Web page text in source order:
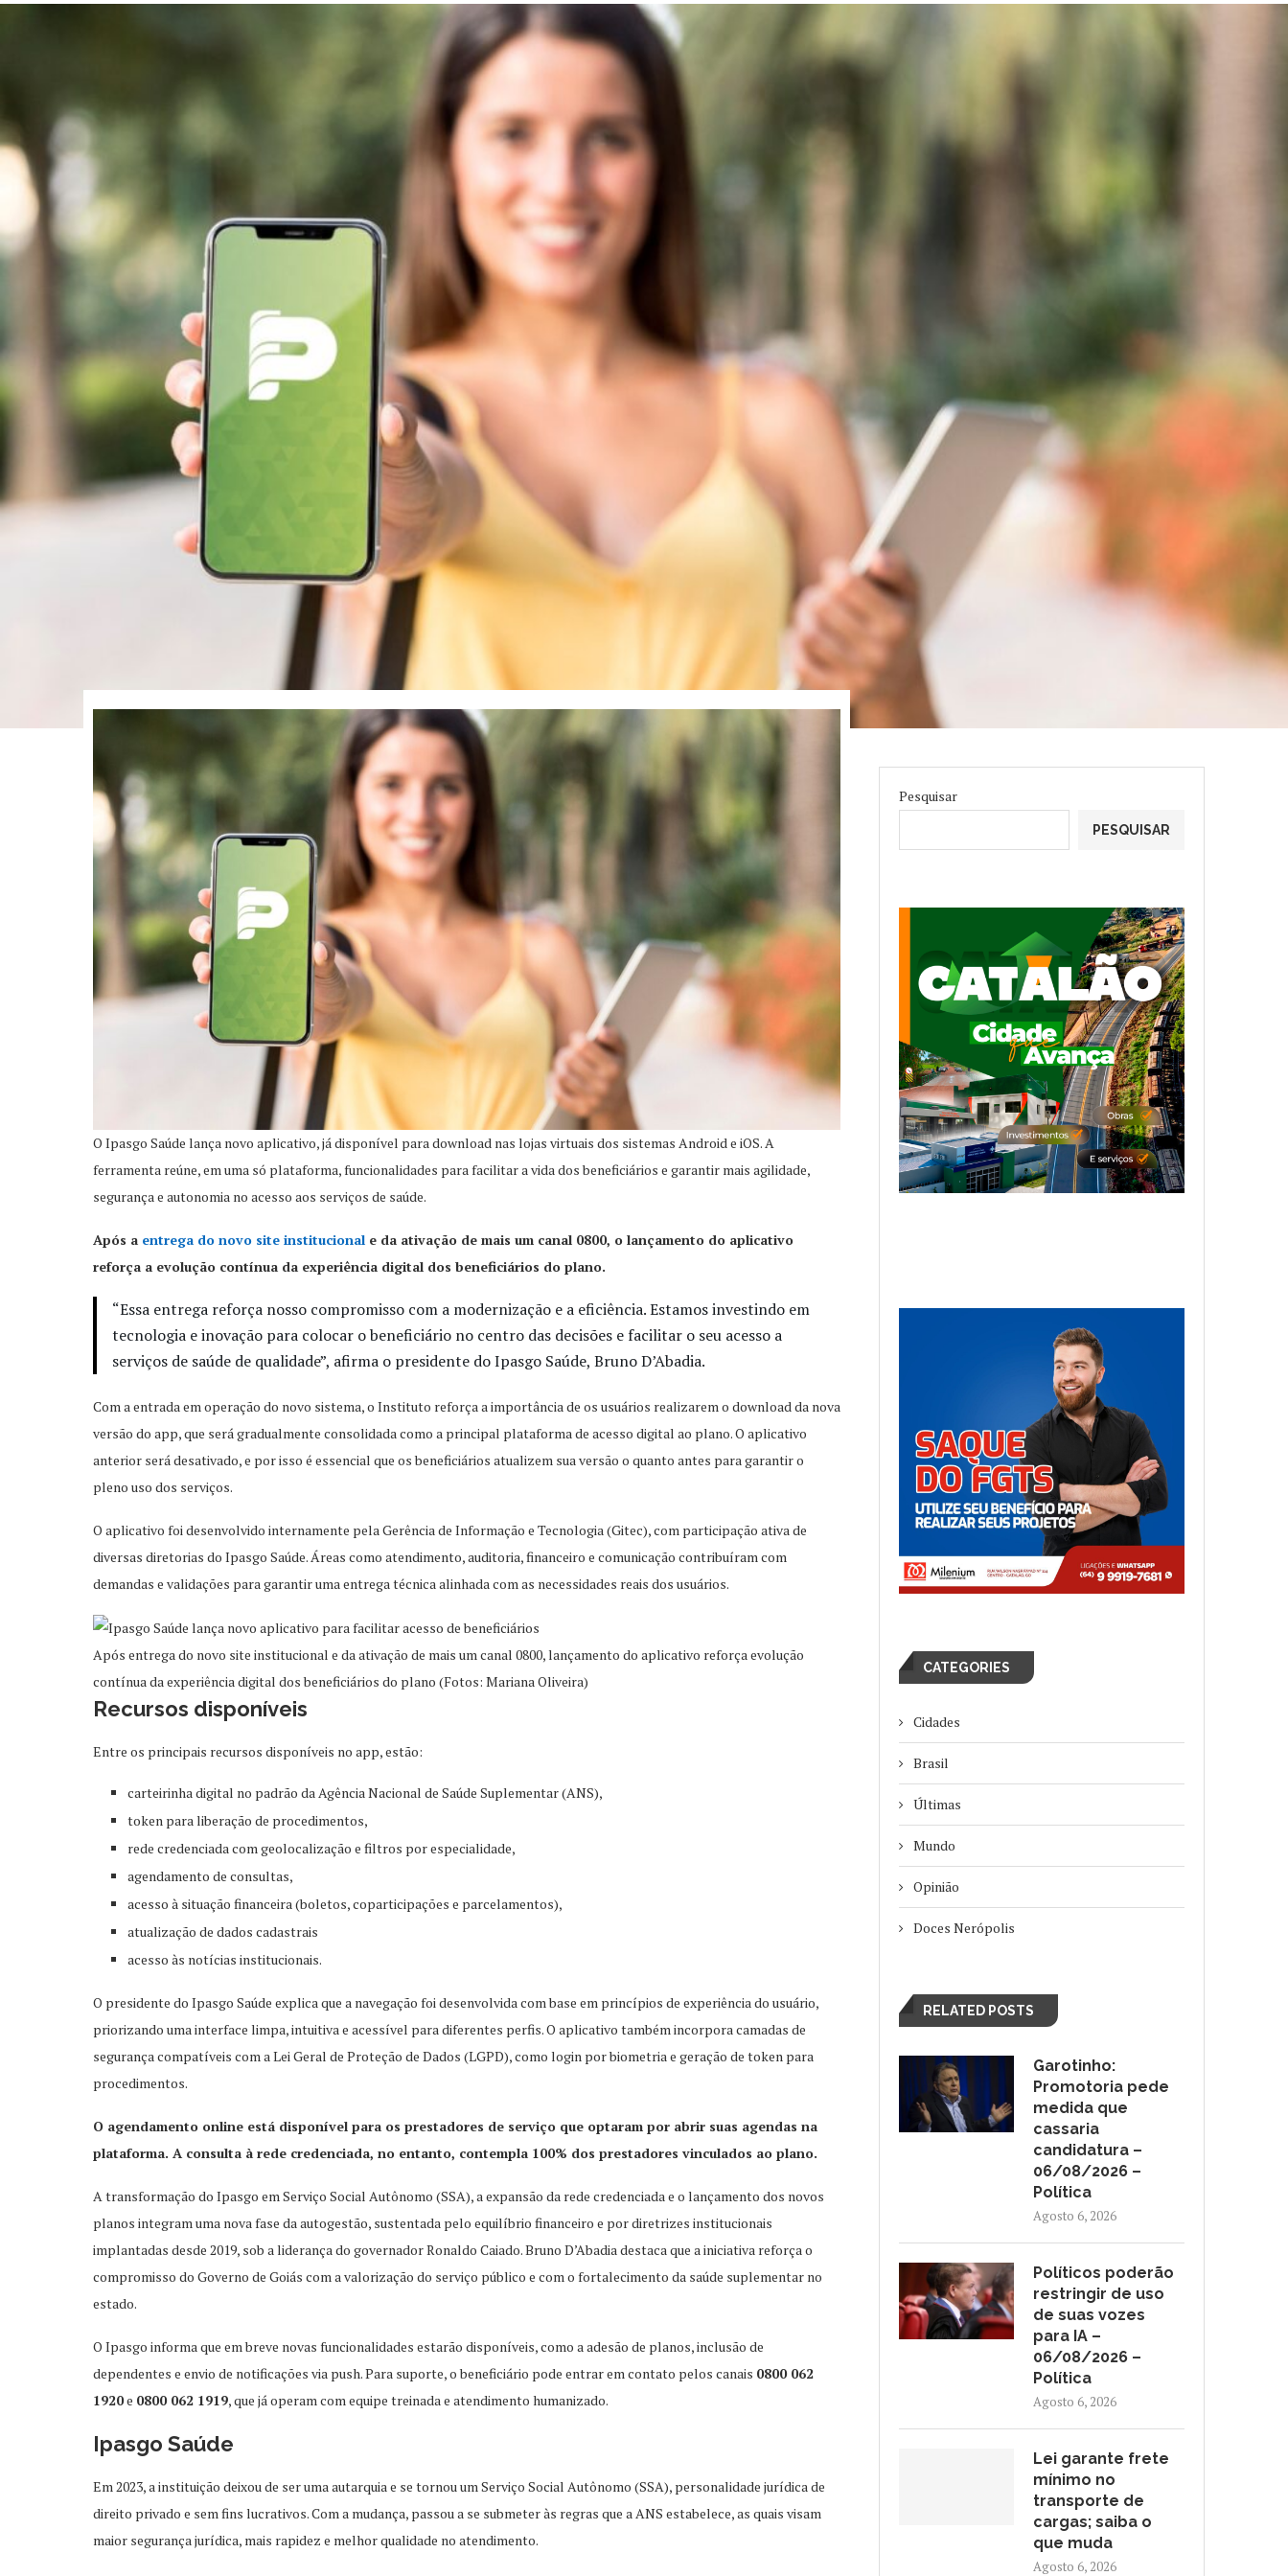
O Ipasgo Saúde lança novo aplicativo, já disponível para download nas lojas virtuais dos sistemas Android e iOS. A
ferramenta reúne, em uma só plataforma, funcionalidades para facilitar a vida dos beneficiários e garantir mais agilidade,
segurança e autonomia no acesso aos serviços de saúde.
Após a entrega do novo site institucional e da ativação de mais um canal 0800, o lançamento do aplicativo
reforça a evolução contínua da experiência digital dos beneficiários do plano.
“Essa entrega reforça nosso compromisso com a modernização e a eficiência. Estamos investindo em
tecnologia e inovação para colocar o beneficiário no centro das decisões e facilitar o seu acesso a
serviços de saúde de qualidade”, afirma o presidente do Ipasgo Saúde, Bruno D’Abadia.
Com a entrada em operação do novo sistema, o Instituto reforça a importância de os usuários realizarem o download da nova
versão do app, que será gradualmente consolidada como a principal plataforma de acesso digital ao plano. O aplicativo
anterior será desativado, e por isso é essencial que os beneficiários atualizem sua versão o quanto antes para garantir o
pleno uso dos serviços.
O aplicativo foi desenvolvido internamente pela Gerência de Informação e Tecnologia (Gitec), com participação ativa de
diversas diretorias do Ipasgo Saúde. Áreas como atendimento, auditoria, financeiro e comunicação contribuíram com
demandas e validações para garantir uma entrega técnica alinhada com as necessidades reais dos usuários.
Após entrega do novo site institucional e da ativação de mais um canal 0800, lançamento do aplicativo reforça evolução
contínua da experiência digital dos beneficiários do plano (Fotos: Mariana Oliveira)
Recursos disponíveis
Entre os principais recursos disponíveis no app, estão:
carteirinha digital no padrão da Agência Nacional de Saúde Suplementar (ANS),
token para liberação de procedimentos,
rede credenciada com geolocalização e filtros por especialidade,
agendamento de consultas,
acesso à situação financeira (boletos, coparticipações e parcelamentos),
atualização de dados cadastrais
acesso às notícias institucionais.
O presidente do Ipasgo Saúde explica que a navegação foi desenvolvida com base em princípios de experiência do usuário,
priorizando uma interface limpa, intuitiva e acessível para diferentes perfis. O aplicativo também incorpora camadas de
segurança compatíveis com a Lei Geral de Proteção de Dados (LGPD), como login por biometria e geração de token para
procedimentos.
O agendamento online está disponível para os prestadores de serviço que optaram por abrir suas agendas na
plataforma. A consulta à rede credenciada, no entanto, contempla 100% dos prestadores vinculados ao plano.
A transformação do Ipasgo em Serviço Social Autônomo (SSA), a expansão da rede credenciada e o lançamento dos novos
planos integram uma nova fase da autogestão, sustentada pelo equilíbrio financeiro e por diretrizes institucionais
implantadas desde 2019, sob a liderança do governador Ronaldo Caiado. Bruno D’Abadia destaca que a iniciativa reforça o
compromisso do Governo de Goiás com a valorização do serviço público e com o fortalecimento da saúde suplementar no
estado.
O Ipasgo informa que em breve novas funcionalidades estarão disponíveis, como a adesão de planos, inclusão de
dependentes e envio de notificações via push. Para suporte, o beneficiário pode entrar em contato pelos canais 0800 062
1920e 0800 062 1919, que já operam com equipe treinada e atendimento humanizado.
Ipasgo Saúde
Em 2023, a instituição deixou de ser uma autarquia e se tornou um Serviço Social Autônomo (SSA), personalidade jurídica de
direito privado e sem fins lucrativos. Com a mudança, passou a se submeter às regras que a ANS estabelece, as quais visam
maior segurança jurídica, mais rapidez e melhor qualidade no atendimento.
Pesquisar
PESQUISAR
CATEGORIES
Cidades
Brasil
Últimas
Mundo
Opinião
Doces Nerópolis
RELATED POSTS
Garotinho:
Promotoria pede
medida que
cassaria
candidatura –
06/08/2026 –
Política
Agosto 6, 2026
Políticos poderão
restringir de uso
de suas vozes
para IA –
06/08/2026 –
Política
Agosto 6, 2026
Lei garante frete
mínimo no
transporte de
cargas; saiba o
que muda
Agosto 6, 2026